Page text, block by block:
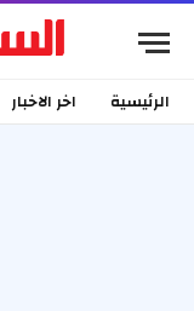
الرئيسية اخر الاخبار